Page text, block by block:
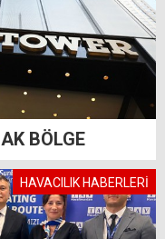
BÖLGE
HAVACILIK HABERLERİ